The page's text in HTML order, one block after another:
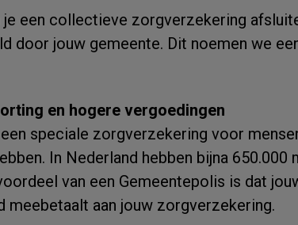
een collectieve zorgverzekering
door jouw gemeente. Dit noemen we
en hogere vergoedingen
speciale zorgverzekering voor
In Nederland hebben bijna 650.000
van een Gemeentepolis is dat
meebetaalt aan jouw zorgverzekering.